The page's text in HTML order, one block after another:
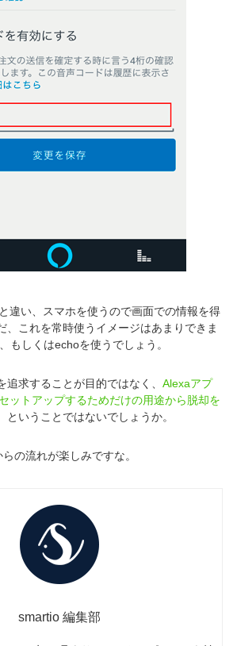
違い、スマホを使うので画面での情報を得
、これを常時使うイメージはあまりできま
もしくはechoを使うでしょう。
追求することが目的ではなく、 Alexaアプ
ットアップするためだけの用途から脱却を
、ということではないでしょうか。
の流れが楽しみですな。
smartio 編集部